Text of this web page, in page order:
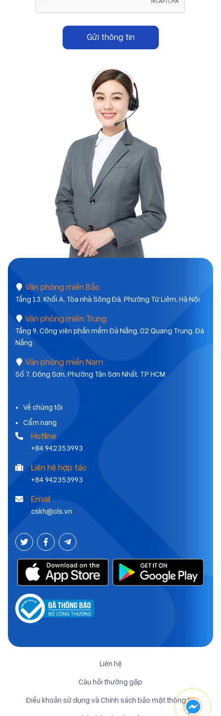
Gửi thông tin
Văn phòng miền Bắc
Tầng 13, Khối A, Tòa nhà Sông Đà, Phường Từ Liêm, Hà Nội
Văn phòng miền Trung
Tầng 9, Công viên phần mềm Đà Nẵng, 02 Quang Trung, Đà
Nẵng
Văn phòng miền Nam
Số 7, Đông Sơn, Phường Tân Sơn Nhất, TP HCM
Về chúng tôi
Cẩm nang
Hotline
+84 942353993
Liên hệ hợp tác
+84 942353993
Email
cskh@cls.vn
Liên hệ
Câu hỏi thường gặp
Điều khoản sử dụng và Chính sách bảo mật thông tin